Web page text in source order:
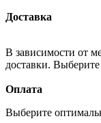
Доставка
В зависимости от
доставки.
Оплата
Выберите